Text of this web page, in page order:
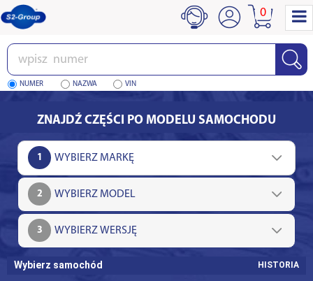
Wpisz
numer
NUMER NAZWA VIN
0
ZNAJDŹ CZĘŚCI PO MODELU SAMOCHODU
1
2
3
Wybierz samochód HISTORIA